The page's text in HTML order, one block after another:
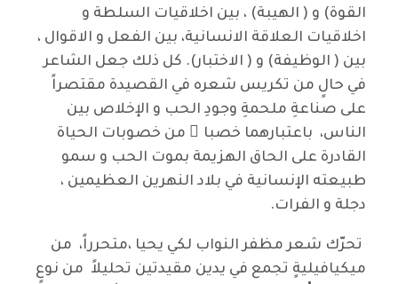
القوة) و ( الهيبة) ، بين اخلاقيات السلطة و
اخلاقيات العلاقة الانسانية، بين الفعل و الاقوال ،
بين ( الوظيفة) و ( الاختبار). كل ذلك جعل الشاعر
في حالٍ من تكريس شعره في القصيدة مقتصراً
على صناعةِ ملحمةِ وجودِ الحب و الإخلاص بين
الناس، باعتبارهما خصبا ً من خصوبات الحياة
القادرة على الحاق الهزيمة بموت الحب و سمو
طبيعته الإنسانية في بلاد النهرين العظيمين ،
دجلة و الفرات.
تحرّك شعر مظفر النواب لكي يحيا ،متحرراً، من
ميكيافيليةٍ تجمع في يدين مقيدتين تحليلاً من نوعٍ